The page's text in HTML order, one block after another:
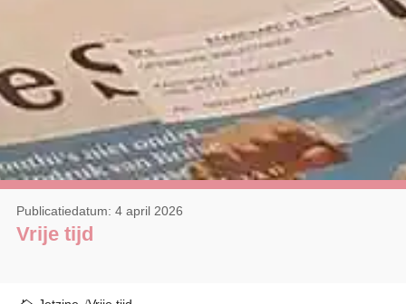
Vrije tijd
Publicatiedatum: 4 april 2026